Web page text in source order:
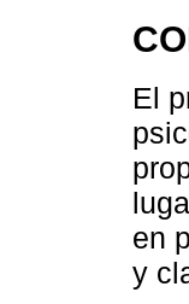
El
en
y